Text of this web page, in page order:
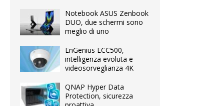
Notebook ASUS Zenbook
DUO, due schermi sono
meglio di uno
EnGenius ECC500,
intelligenza evoluta e
videosorveglianza 4K
QNAP Hyper Data
Protection, sicurezza